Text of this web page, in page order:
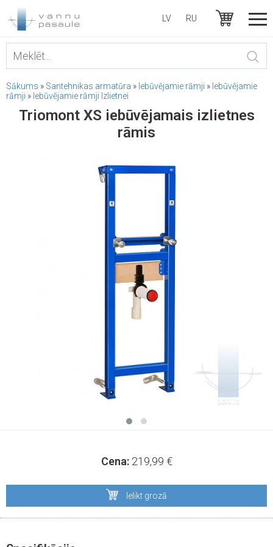
LV RU
Sākums » Santehnikas armatūra » Iebūvējamie rāmji » Iebūvējamie
rāmji » Iebūvējamie rāmji Izlietnei
Triomont XS iebūvējamais izlietnes
rāmis
Cena: 219,99 €
Ielikt grozā